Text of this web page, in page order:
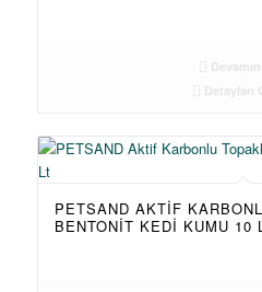
Detayları
PETSAND AKTIF
BENTONIT KEDI KUMU 10